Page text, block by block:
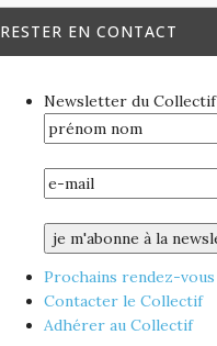
RESTER EN CONTACT
Newsletter du Collectif
Prochains rendez-vous
Contacter le Collectif
Adhérer au Collectif